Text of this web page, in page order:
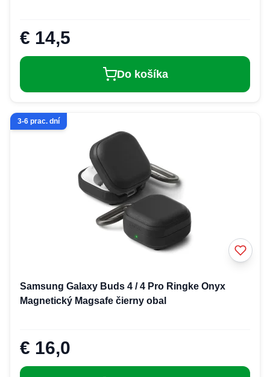
€ 14,5
Do košíka
3-6 prac. dní
Samsung Galaxy Buds 4 / 4 Pro Ringke Onyx
Magnetický Magsafe čierny obal
€ 16,0